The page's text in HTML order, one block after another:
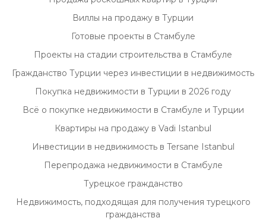
Виллы на продажу в Турции
Готовые проекты в Стамбуле
Проекты на стадии строительства в Стамбуле
Гражданство Турции через инвестиции в недвижимость
Покупка недвижимости в Турции в 2026 году
Всё о покупке недвижимости в Стамбуле и Турции
Квартиры на продажу в Vadi Istanbul
Инвестиции в недвижимость в Tersane Istanbul
Перепродажа недвижимости в Стамбуле
Турецкое гражданство
Недвижимость, подходящая для получения турецкого
гражданства